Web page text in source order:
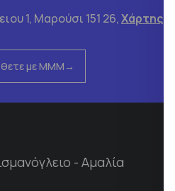
1, Μαρούσι 151 26,Χάρτης
με ΜΜΜ
- Αμαλία